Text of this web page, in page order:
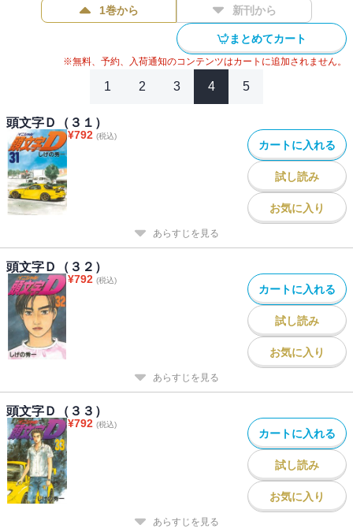
1巻から 新刊から
まとめてカート
※無料、予約、入荷通知のコンテンツはカートに追加されません。
1 2 3 4 5
頭文字Ｄ（３１）
¥792 (税込)
カートに入れる
試し読み
お気に入り
あらすじを見る
頭文字Ｄ（３２）
¥792 (税込)
カートに入れる
試し読み
お気に入り
あらすじを見る
頭文字Ｄ（３３）
¥792 (税込)
カートに入れる
試し読み
お気に入り
あらすじを見る